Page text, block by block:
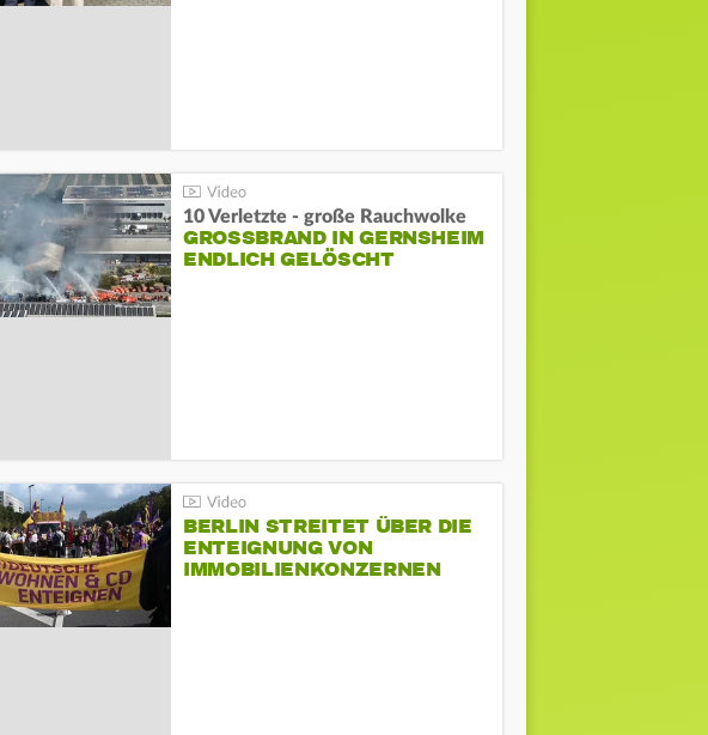
10 Verletzte - große Rauchwolke
GROSSBRAND IN GERNSHEIM E
NDLICH GELÖSCHT
BERLIN STREITET ÜBER DIE
ENTEIGNUNG VON
IMMOBILIENKONZERNEN